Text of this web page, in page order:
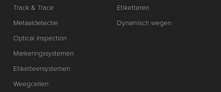
Track & Trace
Metaaldetectie
Optical Inspection
Markeringssystemen
Etiketteersystemen
Weegcellen
Etiketteren
Dynamisch wegen